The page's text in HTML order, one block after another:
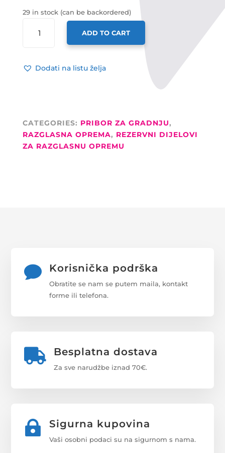
29 in stock (can be backordered)
HALL
VELIKA
ADD TO CART
Dodati na listu želja
CATEGORIES: PRIBOR ZA GRADNJU,
RAZGLASNA OPREMA, REZERVNI DIJELOVI
ZA RAZGLASNU OPREMU
 Korisnička podrška
Obratite se nam se putem maila, kontakt
forme ili telefona.
 Besplatna dostava
Za sve narudžbe iznad 70€.
 Sigurna kupovina
Vaši osobni podaci su na sigurnom s nama.